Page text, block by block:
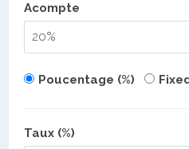
Acompte
Poucentage (%)
Taux (%)